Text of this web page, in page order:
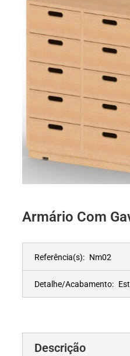
Armário Com
Referência(s): Nm02
Detalhe/Acabamento:
Descrição